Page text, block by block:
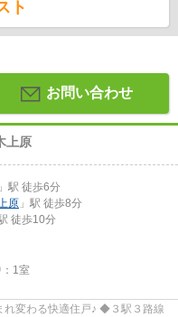
ト
お問い合わせ
上原
」駅 徒歩6分
原 」駅 徒歩8分
徒歩10分
1室
変わる快適住戸♪ ◆３駅３路線